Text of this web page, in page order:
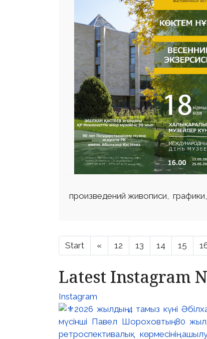
произведений живописи,
Start « 12 13 14 15
Latest Instagram
Instagram